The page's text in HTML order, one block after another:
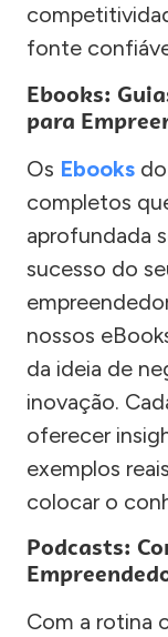
fonte
Ebooks:
para
Os Ebooks
completos
aprofundada
sucesso do
nossos
da ideia de
inovação.
oferecer
exemplos
colocar o
Podcasts:
Com a rotina